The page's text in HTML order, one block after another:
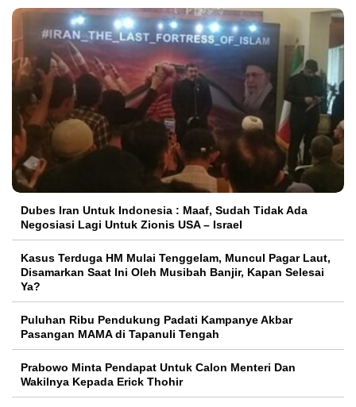
Dubes Iran Untuk Indonesia : Maaf, Sudah Tidak Ada
Negosiasi Lagi Untuk Zionis USA – Israel
Kasus Terduga HM Mulai Tenggelam, Muncul Pagar Laut,
Disamarkan Saat Ini Oleh Musibah Banjir, Kapan Selesai
Ya?
Puluhan Ribu Pendukung Padati Kampanye Akbar
Pasangan MAMA di Tapanuli Tengah
Prabowo Minta Pendapat Untuk Calon Menteri Dan
Wakilnya Kepada Erick Thohir